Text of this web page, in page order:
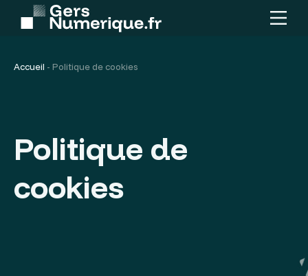
Contenu
principal
Menu
Accueil - Politique de cookies
Politique de
cookies